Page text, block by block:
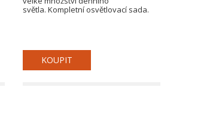
světla. Kompletní osvětlovací sada.
KOUPIT